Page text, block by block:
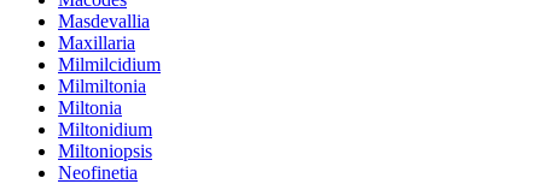
Masdevallia
Maxillaria
Milmilcidium
Milmiltonia
Miltonia
Miltonidium
Miltoniopsis
Neofinetia